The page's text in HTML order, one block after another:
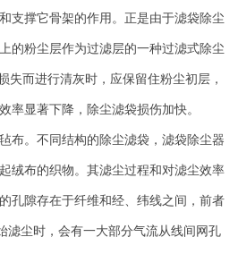
支撑它骨架的作用。正是由于滤袋除尘
的粉尘层作为过滤层的一种过滤式除尘
而进行清灰时，应保留住粉尘初层，
率显著下降，除尘滤袋损伤加快。
布。不同结构的除尘滤袋，滤袋除尘器
绒布的织物。其滤尘过程和对滤尘效率
孔隙存在于纤维和经、纬线之间，前者
滤尘时，会有一大部分气流从线间网孔